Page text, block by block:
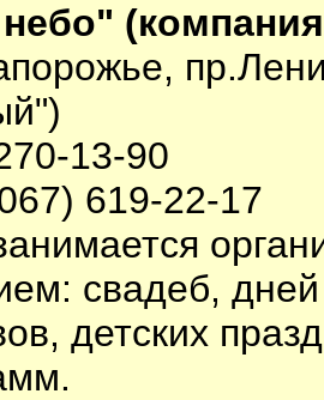
13-90
619-22-17
свадеб,
детских